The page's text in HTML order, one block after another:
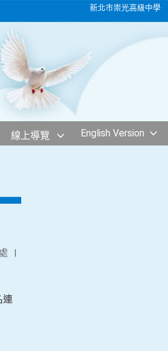
新北市崇光高級中學
線上導覽 English Version
|
連